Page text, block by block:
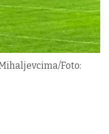
Foto: